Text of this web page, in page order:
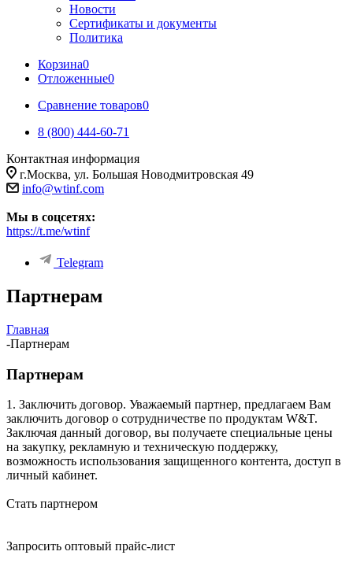
Новости
Сертификаты и документы
Политика
Корзина0
Отложенные0
Сравнение товаров0
8 (800) 444-60-71
Контактная информация
г.Москва, ул. Большая Новодмитровская 49
info@wtinf.com
Мы в соцсетях:
https://t.me/wtinf
Telegram
Партнерам
Главная
-Партнерам
Партнерам
1. Заключить договор. Уважаемый партнер, предлагаем Вам
заключить договор о сотрудничестве по продуктам W&T.
Заключая данный договор, вы получаете специальные цены
на закупку, рекламную и техническую поддержку,
возможность использования защищенного контента, доступ в
личный кабинет.
Стать партнером
Запросить оптовый прайс-лист